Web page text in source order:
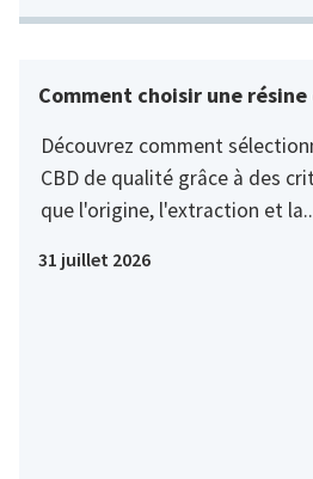
Comment choisir une
Découvrez comment
CBD de qualité grâce à des
que l'origine, l'extraction et la..
31 juillet 2026